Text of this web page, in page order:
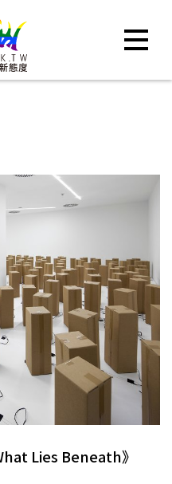
Toggle
Lies Beneath》